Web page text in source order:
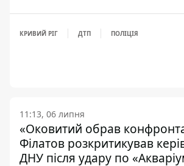
КРИВИЙ РІГ ДТП ПОЛІЦІЯ
11:13, 06 липня
«Оковитий обрав
Філатов розкритикував
ДНУ після удару по